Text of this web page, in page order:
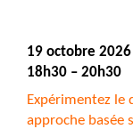
19 octobre 2026
18h30 – 20h30
Expérimentez le
approche basée